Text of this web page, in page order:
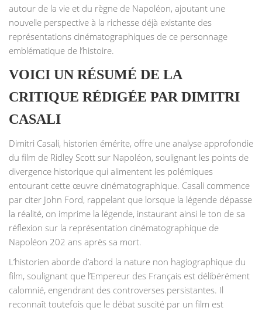
autour de la vie et du règne de Napoléon, ajoutant une
nouvelle perspective à la richesse déjà existante des
représentations cinématographiques de ce personnage
emblématique de l’histoire.
VOICI UN RÉSUMÉ DE LA
CRITIQUE RÉDIGÉE PAR DIMITRI
CASALI
Dimitri Casali, historien émérite, offre une analyse approfondie
du film de Ridley Scott sur Napoléon, soulignant les points de
divergence historique qui alimentent les polémiques
entourant cette œuvre cinématographique. Casali commence
par citer John Ford, rappelant que lorsque la légende dépasse
la réalité, on imprime la légende, instaurant ainsi le ton de sa
réflexion sur la représentation cinématographique de
Napoléon 202 ans après sa mort.
L’historien aborde d’abord la nature non hagiographique du
film, soulignant que l’Empereur des Français est délibérément
calomnié, engendrant des controverses persistantes. Il
reconnaît toutefois que le débat suscité par un film est